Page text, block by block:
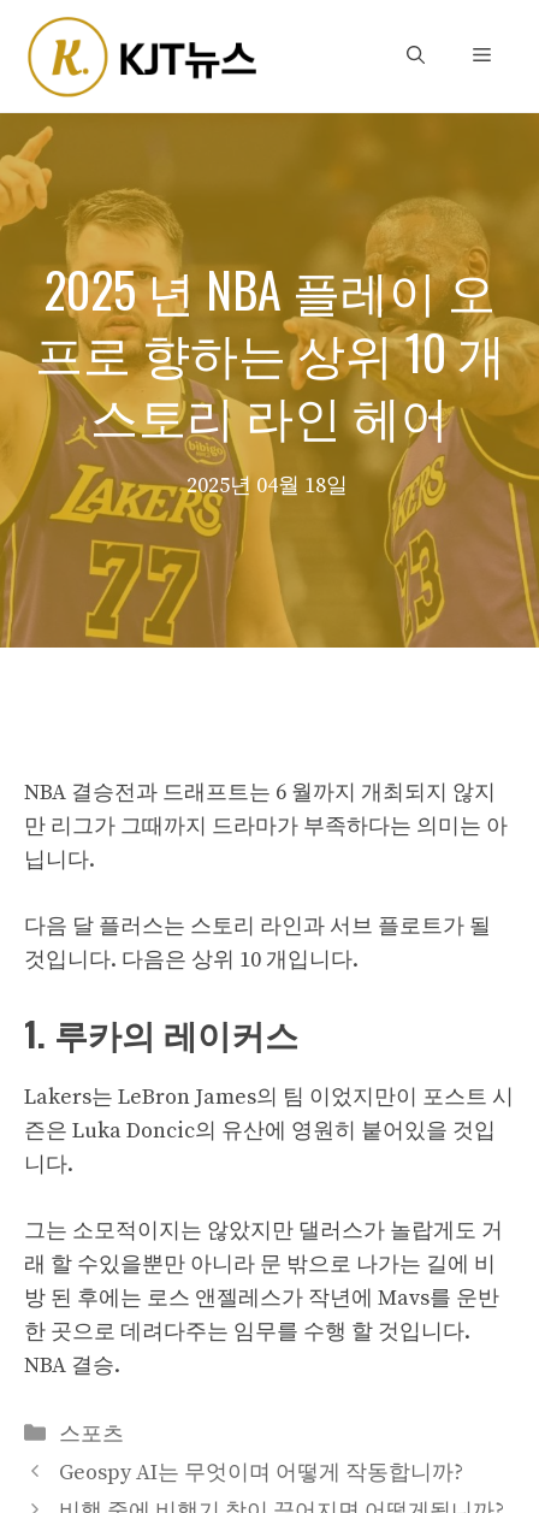
content
Menu
2025 년 NBA 플레이 오
프로 향하는 상위 10 개
스토리 라인 헤어
2025년 04월 18일
NBA 결승전과 드래프트는 6 월까지 개최되지 않지
만 리그가 그때까지 드라마가 부족하다는 의미는 아
닙니다.
다음 달 플러스는 스토리 라인과 서브 플로트가 될
것입니다. 다음은 상위 10 개입니다.
1. 루카의 레이커스
Lakers는 LeBron James의 팀 이었지만이 포스트 시
즌은 Luka Doncic의 유산에 영원히 붙어있을 것입
니다.
그는 소모적이지는 않았지만 댈러스가 놀랍게도 거
래 할 수있을뿐만 아니라 문 밖으로 나가는 길에 비
방 된 후에는 로스 앤젤레스가 작년에 Mavs를 운반
한 곳으로 데려다주는 임무를 수행 할 것입니다.
NBA 결승.
Categories
스포츠
Geospy AI는 무엇이며 어떻게 작동합니까?